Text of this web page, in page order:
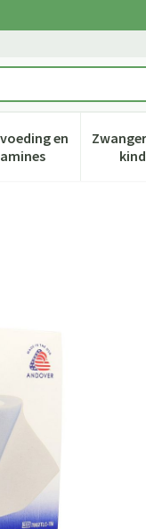
Schoonheid,
en
Toon submenu voor